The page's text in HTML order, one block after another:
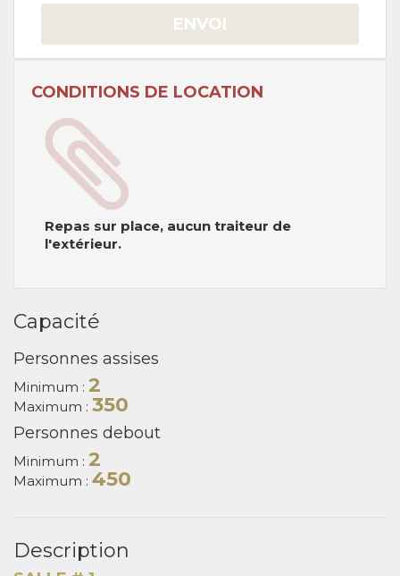
ENVOI
CONDITIONS DE LOCATION
Repas sur place, aucun traiteur de
l'extérieur.
Capacité
Personnes assises
Minimum : 2
Maximum : 350
Personnes debout
Minimum : 2
Maximum : 450
Description